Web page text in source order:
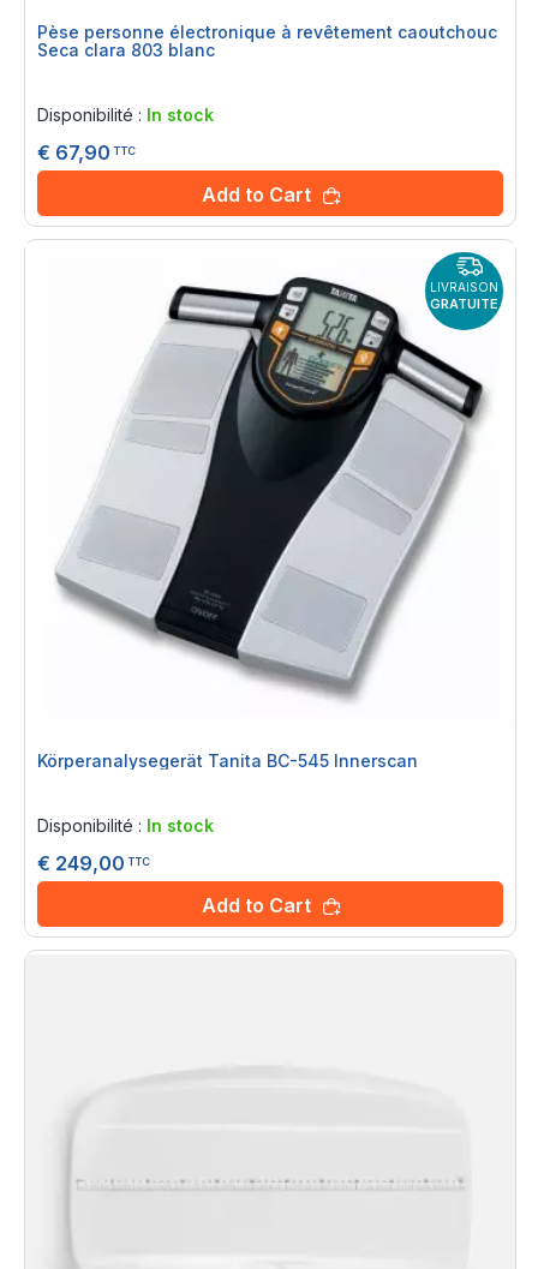
Pèse personne électronique à revêtement caoutchouc
Seca clara 803 blanc
Disponibilité : In stock
€ 67,90 TTC
Add to Cart
LIVRAISON
GRATUITE
Körperanalysegerät Tanita BC-545 Innerscan
Disponibilité : In stock
€ 249,00 TTC
Add to Cart